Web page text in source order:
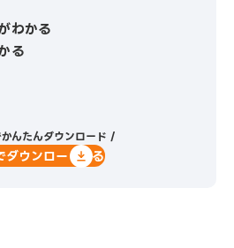
わかる
る
んたんダウンロード /
ダウンロードする